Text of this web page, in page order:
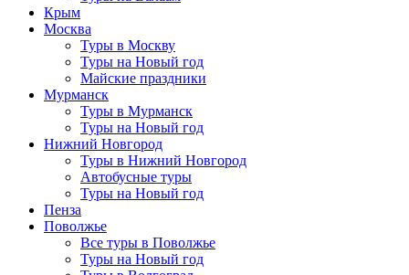
Крым
Москва
Туры в Москву
Туры на Новый год
Майские праздники
Мурманск
Туры в Мурманск
Туры на Новый год
Нижний Новгород
Туры в Нижний Новгород
Автобусные туры
Туры на Новый год
Пенза
Поволжье
Все туры в Поволжье
Туры на Новый год